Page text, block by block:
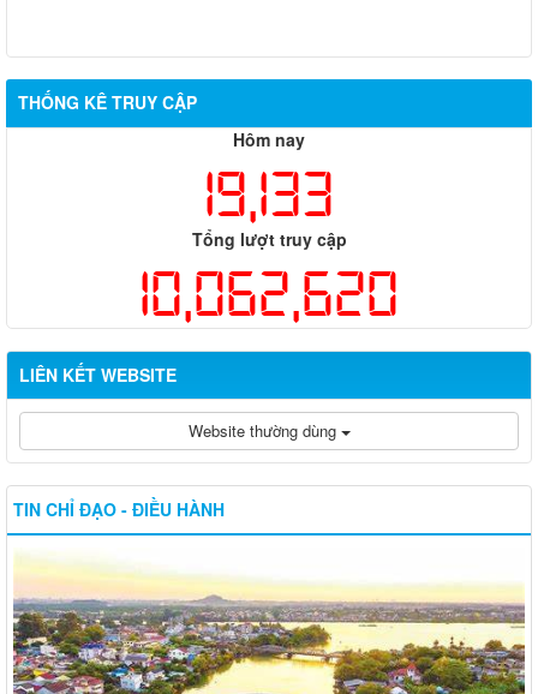
THỐNG KÊ TRUY CẬP
Hôm nay
19,133
Tổng lượt truy cập
10,062,620
LIÊN KẾT WEBSITE
Website thường dùng
TIN CHỈ ĐẠO - ĐIỀU HÀNH